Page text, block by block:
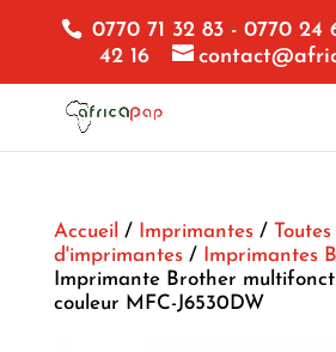
0770 71 32 83 - 0770 24
42 16
Accueil / Imprimantes/
d'imprimantes/ Imprimantes
Imprimante Brother
couleur MFC-J6530DW